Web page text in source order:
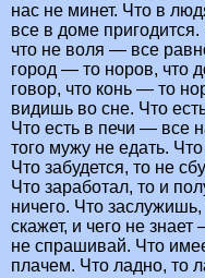
нас не минет. Что в
все в доме
что не воля — все
город — то норов, что
говор, что конь — то
видишь во сне. Что
Что есть в печи — все
того мужу не едать.
Что забудется, то не
Что заработал, то и
ничего. Что
скажет, и чего не
не спрашивай. Что
плачем. Что ладно, то